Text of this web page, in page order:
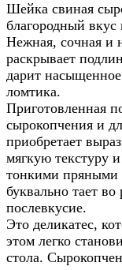
Шейка свиная
благородный вкус
Нежная, сочная и
раскрывает
дарит насыщенное
ломтика.
Приготовленная
сырокопчения и
приобретает
мягкую текстуру
тонкими пряными
буквально тает во
послевкусие.
Это деликатес,
этом легко
стола.